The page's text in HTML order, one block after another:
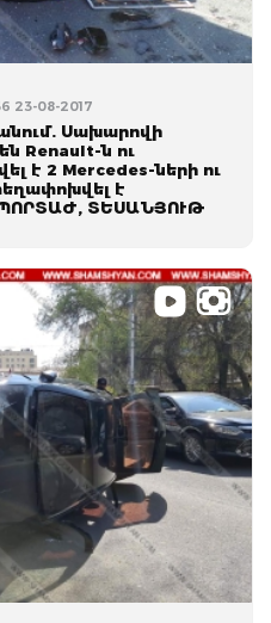
23-08-2017
Սախարովի
Renault-ն ու
է 2 Mercedes-ների ու
է
ՏԵՍԱՆՅՈՒԹ